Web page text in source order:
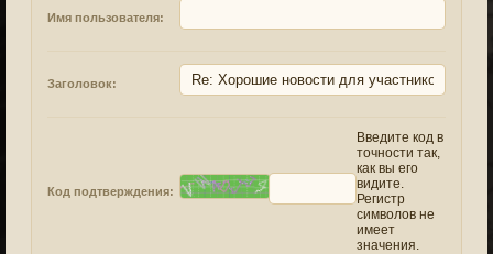
Имя пользователя:
Заголовок:
Код подтверждения:
Введите код в
точности так,
как вы его
видите.
Регистр
символов не
имеет
значения.